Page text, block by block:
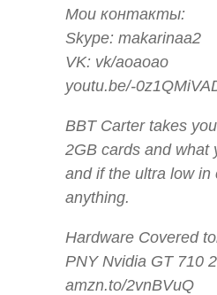
Мои контакты:
Skype: makarinaa2
VK: vk/aoaoao
youtu.be/-
BBT Carter takes
2GB cards and what
and if the ultra low in
anything.
Hardware Covered
PNY Nvidia GT 710
amzn.to/2vnBVuQ